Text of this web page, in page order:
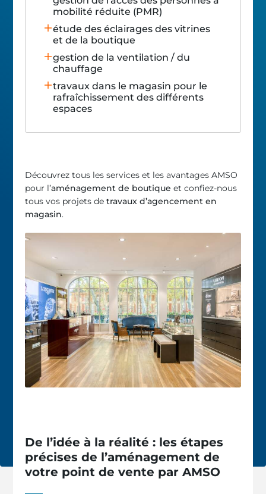
mobilité réduite (PMR)
étude des éclairages des vitrines
et de la boutique
gestion de la ventilation / du
chauffage
travaux dans le magasin pour le
rafraîchissement des différents
espaces
Découvrez tous les services et les avantages AMSO
pour l’aménagement de boutique et confiez-nous
tous vos projets detravaux d’agencement en
magasin.
De l’idée à la réalité : les étapes
précises de l’aménagement de
votre point de vente par AMSO